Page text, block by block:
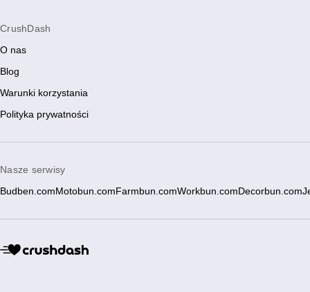
CrushDash
O nas
Blog
Warunki korzystania
Polityka prywatności
Nasze serwisy
Budben.com Motobun.com Farmbun.comWorkbun.com Decorbun.com